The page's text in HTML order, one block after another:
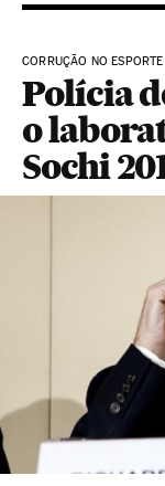
CORRUÇÃO NO ESPORTE
Polícia
o
Sochi